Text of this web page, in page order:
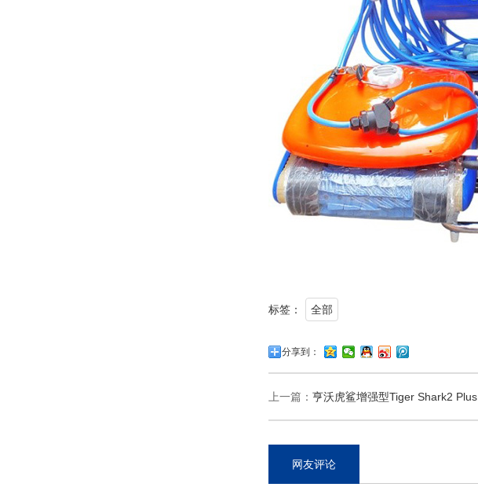
标签： 全部
分享到：
上一篇： 亨沃虎鲨增强型Tiger Shark2 Plus
网友评论